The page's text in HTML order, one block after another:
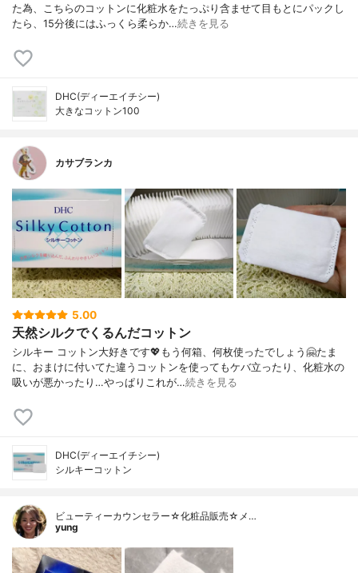
た為、こちらのコットンに化粧水をたっぷり含ませて目もとにパックし
たら、15分後にはふっくら柔らか…続きを見る
DHC(ディーエイチシー)
大きなコットン100
カサブランカ
5.00
天然シルクでくるんだコットン
シルキー コットン大好きです💖もう何箱、何枚使ったでしょう🤗たま
に、おまけに付いてた違うコットンを使ってもケバ立ったり、化粧水の
吸いが悪かったり…やっぱりこれが…続きを見る
DHC(ディーエイチシー)
シルキーコットン
ビューティーカウンセラー☆化粧品販売☆メ…
yung